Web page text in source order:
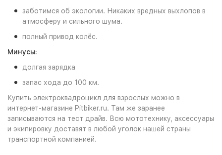
заботимся об экологии. Никаких вредных выхлопов в
атмосферу и сильного шума.
полный привод колёс.
Минусы:
долгая зарядка
запас хода до 100 км.
Купить электроквадроцикл для взрослых можно в
интернет-магазине Pitbiker.ru. Там же заранее
записываются на тест драйв. Всю мототехнику, аксессуары
и экипировку доставят в любой уголок нашей страны
транспортной компанией.